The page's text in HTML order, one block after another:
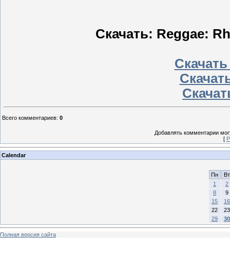
Скачать: Reggae:
Всего комментариев: 0
Добавлять комментарии
[
Calendar
Пн
Вт
1
2
8
9
15
16
22
23
29
30
Полная версия сайта